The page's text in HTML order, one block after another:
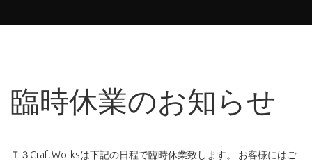
臨時休業のお知らせ
Ｔ３CraftWorksは下記の日程で臨時休業致します。 お客様にはご